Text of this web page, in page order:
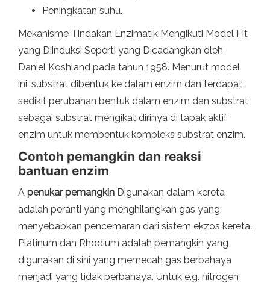
Peningkatan suhu.
Mekanisme Tindakan Enzimatik Mengikuti Model Fit
yang Diinduksi Seperti yang Dicadangkan oleh
Daniel Koshland pada tahun 1958. Menurut model
ini, substrat dibentuk ke dalam enzim dan terdapat
sedikit perubahan bentuk dalam enzim dan substrat
sebagai substrat mengikat dirinya di tapak aktif
enzim untuk membentuk kompleks substrat enzim.
Contoh pemangkin dan reaksi
bantuan enzim
A penukar pemangkin Digunakan dalam kereta
adalah peranti yang menghilangkan gas yang
menyebabkan pencemaran dari sistem ekzos kereta.
Platinum dan Rhodium adalah pemangkin yang
digunakan di sini yang memecah gas berbahaya
menjadi yang tidak berbahaya. Untuk e.g. nitrogen